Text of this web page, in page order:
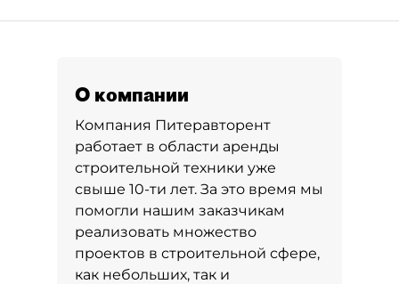
О компании
Компания Питеравторент
работает в области аренды
строительной техники уже
свыше 10-ти лет. За это время мы
помогли нашим заказчикам
реализовать множество
проектов в строительной сфере,
как небольших, так и